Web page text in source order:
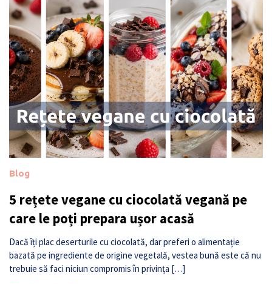
Blog
5 rețete vegane cu ciocolată vegană pe
care le poți prepara ușor acasă
Dacă îți plac deserturile cu ciocolată, dar preferi o alimentație
bazată pe ingrediente de origine vegetală, vestea bună este că nu
trebuie să faci niciun compromis în privința […]